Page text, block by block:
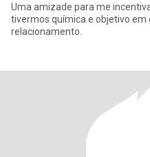
Uma amizade para me
tivermos química e objetivo
relacionamento.